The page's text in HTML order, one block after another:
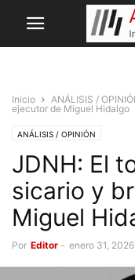
Inicio ANÁLISIS /
ejecutor de Miguel Hidalgo
ANÁLISIS / OPINIÓN
JDNH: El
sicario y
Miguel
Por Editor - enero 31, 2026